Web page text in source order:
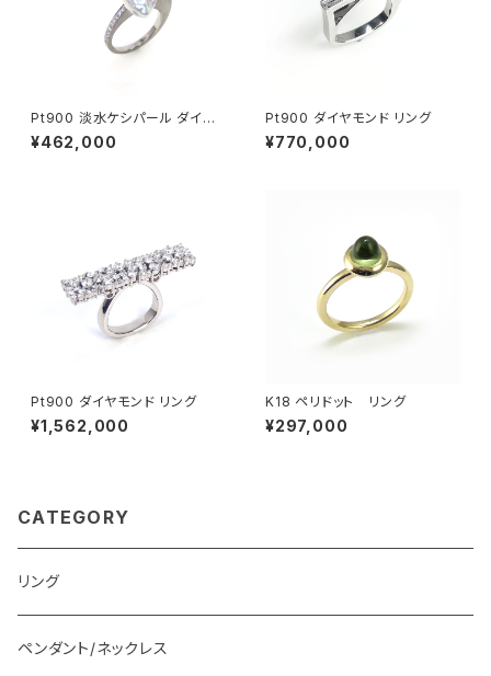
Pt900 淡水ケシパール ダイヤ
モンド リング
¥462,000
Pt900 ダイヤモンド リング
¥770,000
Pt900 ダイヤモンド リング
¥1,562,000
K18 ペリドット リング
¥297,000
CATEGORY
リング
ペンダント/ネックレス